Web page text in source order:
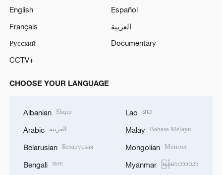
English
Español
Français
العربية
Русский
Documentary
CCTV+
CHOOSE YOUR LANGUAGE
Albanian Shqip
Arabic العربية
Belarusian Беларуская
Bengali বাংলা
Lao ລາວ
Malay Bahasa Melayu
Mongolian Монгол
Myanmar မြန်မာဘာသာ